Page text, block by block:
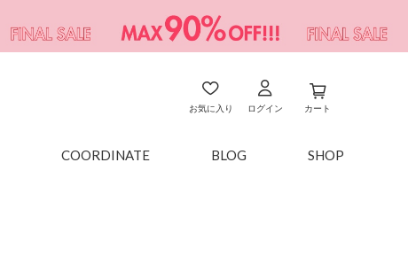
お気に入り ログイン カート
COORDINATE BLOG SHOP